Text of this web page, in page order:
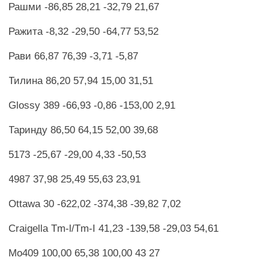
Рашми -86,85 28,21 -32,79 21,67
Ражита -8,32 -29,50 -64,77 53,52
Рави 66,87 76,39 -3,71 -5,87
Тилина 86,20 57,94 15,00 31,51
Glossy 389 -66,93 -0,86 -153,00 2,91
Таринду 86,50 64,15 52,00 39,68
5173 -25,67 -29,00 4,33 -50,53
4987 37,98 25,49 55,63 23,91
Ottawa 30 -622,02 -374,38 -39,82 7,02
Craigella Tm-l/Tm-I 41,23 -139,58 -29,03 54,61
Мо409 100,00 65,38 100,00 43 27